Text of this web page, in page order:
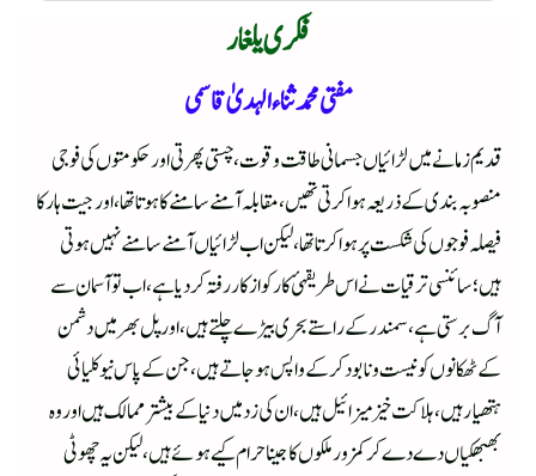
فکری یلغار
مفتی محمد ثناء الہدیٰ قاسمی
قدیم زمانے میں لڑائیاں جسمانی طاقت وقوت، چستی پھرتی اور حکومتوں کی فوجی
منصوبہ بندی کے ذریعہ ہوا کرتی تھیں، مقابلہ آمنے سامنے کا ہوتا تھا، اور جیت ہار کا
فیصلہ فوجوں کی شکست پر ہوا کرتا تھا،لیکن اب لڑائیاں آمنے سامنے نہیں ہوتی
ہیں؛ سائنسی ترقیات نے اس طریقہئ کار کو از کار رفتہ کر دیا ہے، اب تو آسمان سے
آگ برستی ہے، سمندر کے راستے بحری بیڑے چلتے ہیں، اور پل بھر میں دشمن
کے ٹھکانوں کو نیست ونابود کر کے واپس ہوجاتے ہیں، جن کے پاس نیو کلیائی
ہتھیار ہیں، ہلاکت خیز میزائیل ہیں، ان کی زد میں دنیا کے بیشتر ممالک ہیں اور وہ
بھبھکیاں دے دے کر کمزور ملکوں کا جینا حرام کیے ہوئے ہیں، لیکن یہ چھوٹی